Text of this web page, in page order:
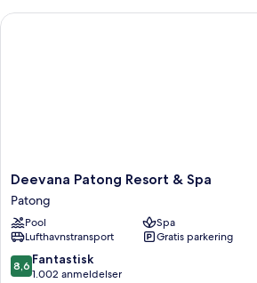
Deevana
Patong
Resort
&
Spa
Patong
Deevana Patong Resort & Spa
Patong
Pool
Spa
Lufthavnstransport
Gratis parkering
8.6
ud
8,6 Fantastisk
1.002 anmeldelser
Deevana Patong Resort & Spa